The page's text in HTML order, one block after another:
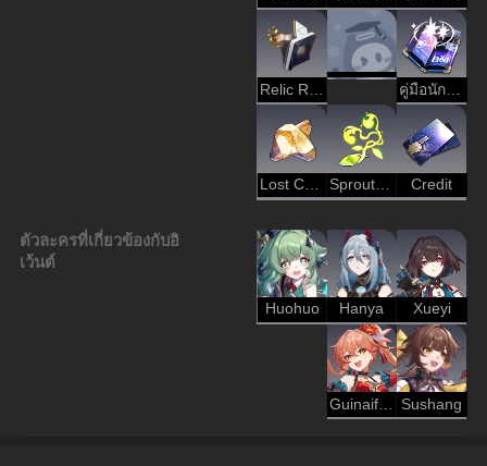
Lost Crystal Sprout of Life Credit
ตัวละครที่เกี่ยวข้องกับอิ
เว้นต์
Huohuo Hanya Xueyi
Sushang